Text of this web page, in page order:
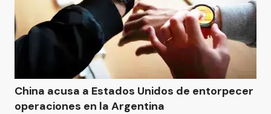
China acusa a Estados Unidos de entorpecer
operaciones en la Argentina